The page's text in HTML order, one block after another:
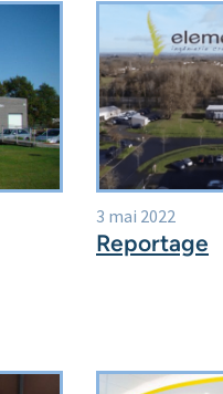
3 mai 2022
Reportage